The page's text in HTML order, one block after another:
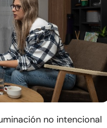
no intencional